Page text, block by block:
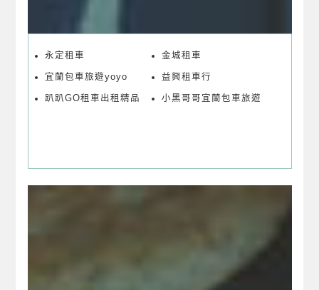
永定租車 金城租車
宜蘭包車旅遊yoyo 益興租車行
趴趴GO租車出租精品 小黑哥哥宜蘭包車旅遊